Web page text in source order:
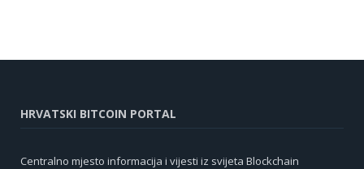
HRVATSKI BITCOIN PORTAL
Centralno mjesto informacija i vijesti iz svijeta Blockchain